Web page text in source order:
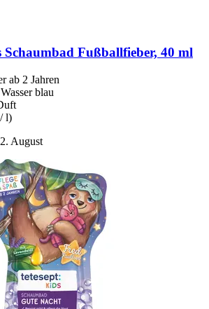
Fußballfieber, 40 ml
ab 2 Jahren
blau
l)
August